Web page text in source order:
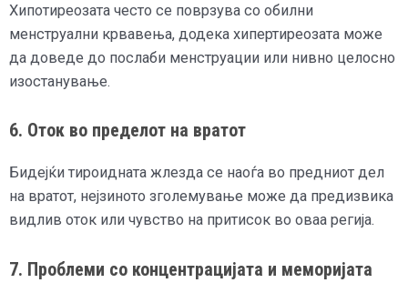
Хипотиреозата често се поврзува со обилни
менструални крвавења, додека хипертиреозата може
да доведе до послаби менструации или нивно целосно
изостанување.
6. Оток во пределот на вратот
Бидејќи тироидната жлезда се наоѓа во предниот дел
на вратот, нејзиното зголемување може да предизвика
видлив оток или чувство на притисок во оваа регија.
7. Проблеми со концентрацијата и меморијата